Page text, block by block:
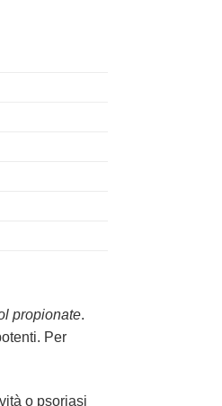
propionate.
Per
o psoriasi